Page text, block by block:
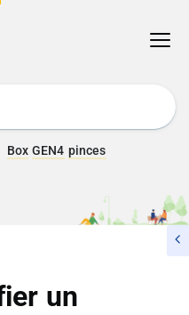
Box GEN4 pinces
un